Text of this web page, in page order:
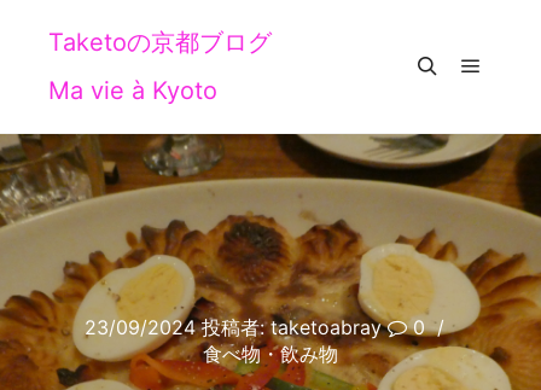
Taketoの京都ブログ
Ma vie à Kyoto
23/09/2024投稿者:taketoabray
0
食べ物・飲み物